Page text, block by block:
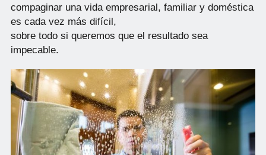
compaginar una vida empresarial, familiar y doméstica
es cada vez más difícil,
sobre todo si queremos que el resultado sea
impecable.